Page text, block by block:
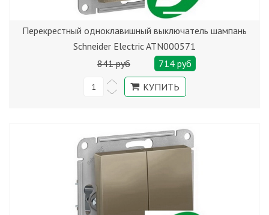
Перекрестный одноклавишный выключатель шампань
Schneider Electric ATN000571
841 руб
714 руб